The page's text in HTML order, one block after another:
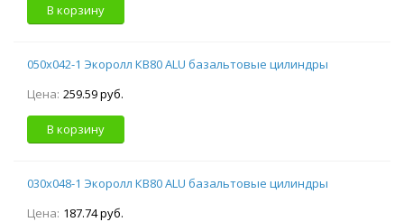
В корзину
050х042-1 Экоролл КВ80 ALU базальтовые цилиндры
Цена: 259.59 руб.
В корзину
030х048-1 Экоролл КВ80 ALU базальтовые цилиндры
Цена: 187.74 руб.